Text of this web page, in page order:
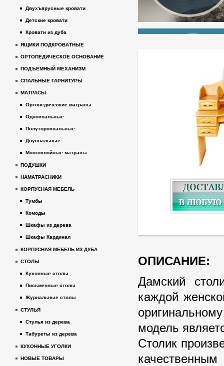
ОПИСАНИЕ:
Дамский
каждой
модель
Столик
Двухъярусные кровати
Детские кровати
Кровати из дуба
ЯЩИКИ ПОДКРОВАТНЫЕ
ОРТОПЕДИЧЕСКОЕ ОСНОВАНИЕ
ПОДЪЕМНЫЙ МЕХАНИЗМ
СПАЛЬНЫЕ ГАРНИТУРЫ
МАТРАСЫ
Ортопедические матрасы
Односпальные
Полутороспальные
Двуспальные
Многослойные матрасы
ПОДУШКИ
НАМАТРАСНИКИ
КОРПУСНАЯ МЕБЕЛЬ
Тумбы
Комоды
Шкафы из дерева
Шкафы Кардинал
КОРПУСНАЯ МЕБЕЛЬ ИЗ ДУБА
СТОЛЫ
Кухонные столы
Письменные столы
Журнальные столы
СТУЛЬЯ
Стулья из дерева
Табуреты из дерева
КУХОННЫЕ УГОЛКИ
НОВЫЕ ТОВАРЫ